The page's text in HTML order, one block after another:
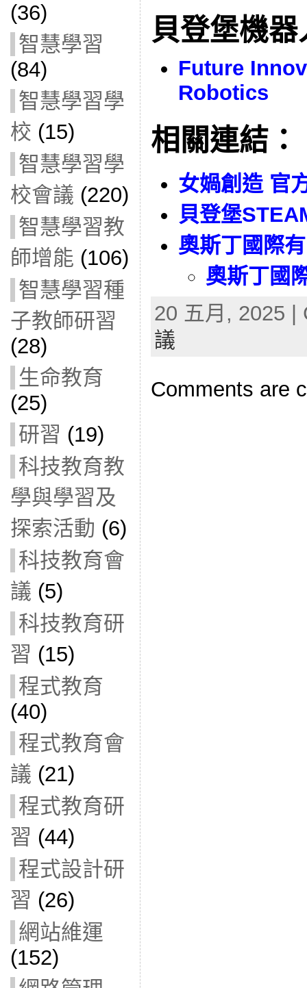
(36)
智慧學習
(84)
智慧學習學
校 (15)
智慧學習學
校會議 (220)
智慧學習教
師增能 (106)
智慧學習種
子教師研習
(28)
生命教育
(25)
研習 (19)
科技教育教
學與學習及
探索活動 (6)
科技教育會
議 (5)
科技教育研
習 (15)
程式教育
(40)
程式教育會
議 (21)
程式教育研
習 (44)
程式設計研
習 (26)
網站維運
(152)
貝登堡機
Future
Robotics
相關連結：
女媧創造 官
貝登堡
奧斯丁國際
奧斯丁國
20 五月, 2025
議
Comments are